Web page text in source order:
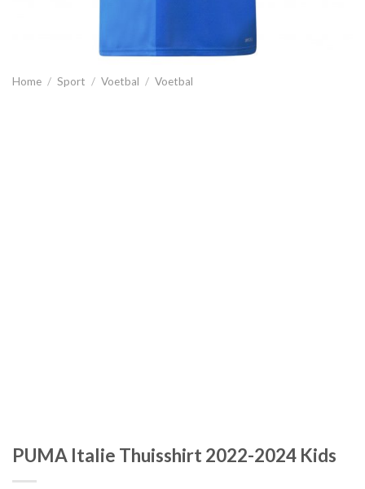
Home / Sport / Voetbal / Voetbal
PUMA Italie Thuisshirt 2022-2024 Kids